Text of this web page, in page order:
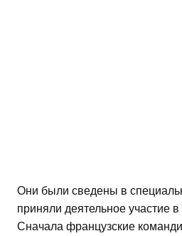
Они были сведены в
приняли деятельное участие
Сначала французские